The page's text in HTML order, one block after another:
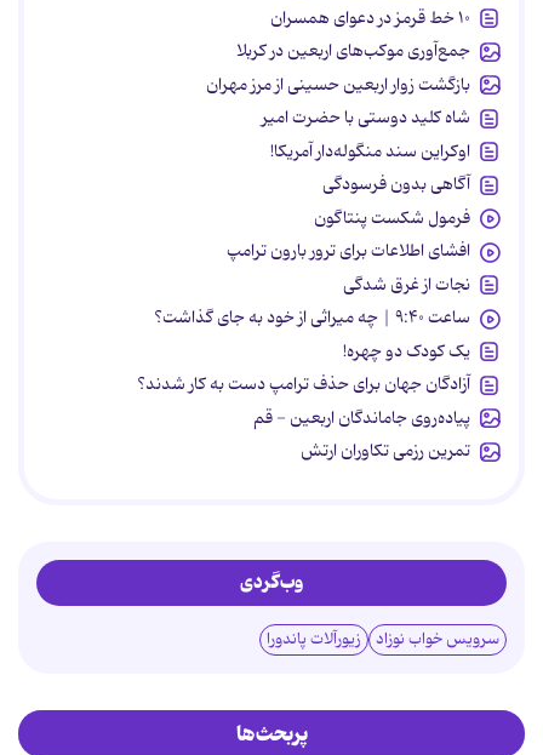
۱۰ خط قرمز در دعوای همسران
جمع‌آوری موکب‌های اربعین در کربلا
بازگشت زوار اربعین حسینی از مرز مهران
شاه کلید دوستی با حضرت امیر
اوکراین سند منگوله‌دار آمریکا!
آگاهی بدون فرسودگی
فرمول شکست پنتاگون
افشای اطلاعات برای ترور بارون ترامپ
نجات از غرق شدگی
ساعت ۹:۴۰ | چه میراثی از خود به جای گذاشت؟
یک کودک دو چهره!
آزادگان جهان برای حذف ترامپ دست به کار شدند؟
پیاده‌روی جاماندگان اربعین - قم
تمرین رزمی تکاوران ارتش
وب‌گردی
سرویس خواب نوزاد زیورآلات پاندورا
پربحث‌ها